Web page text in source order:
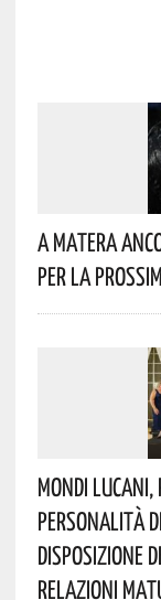
A Matera
Per La
Mondi
Personalità
Disposizione
Relazioni